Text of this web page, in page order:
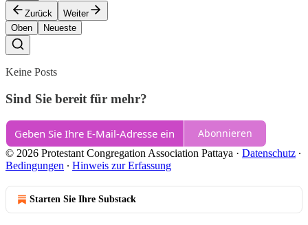
Zurück
Weiter
Oben
Neueste
Keine Posts
Sind Sie bereit für mehr?
Abonnieren
© 2026 Protestant Congregation Association Pattaya · Datenschutz ∙
Bedingungen ∙ Hinweis zur Erfassung
Starten Sie Ihre Substack